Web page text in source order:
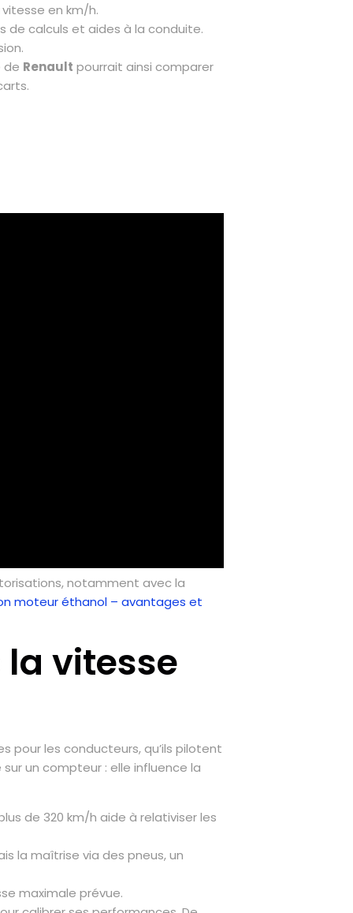
en km/h.
de calculs et aides à la conduite.
de Renault pourrait ainsi comparer
notamment avec la
moteur éthanol – avantages et
vitesse
pour les conducteurs, qu’ils pilotent
un compteur : elle influence la
de 320 km/h aide à relativiser les
la maîtrise via des pneus, un
maximale prévue.